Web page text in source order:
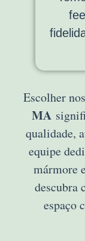
Escolher
MA
qualidade,
equipe
mármore
descubra
espaço